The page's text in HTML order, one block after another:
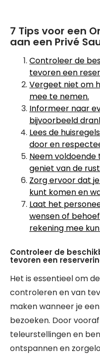
7 Tips voor een
aan een Privé
Controleer de
tevoren een
Vergeet niet om
mee te nemen.
Informeer naar
bijvoorbeeld
Lees de
door en
Neem
geniet van de
Zorg ervoor dat
kunt komen en
Laat het
wensen of
rekening mee
Controleer de
tevoren een
Het is essentieel om
controleren en van
maken wanneer je
bezoeken. Door
teleurstellingen en
ontspannen en